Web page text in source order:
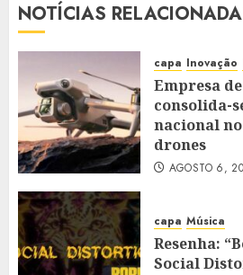
NOTÍCIAS
capa Inovação
Empresa
consolida-
nacional
drones
AGOSTO 6,
capa Música
Resenha:
Social